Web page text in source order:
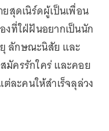
สุดเนิร์ดผู้เป็นเพื่อน
งที่ใฝ่ฝันอยากเป็นนัก
ลักษณะนิสัย และ
มัครรักใคร่ และคอย
ละคนให้สำเร็จลุล่วง